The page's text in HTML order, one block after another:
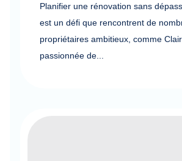
Planifier une rénovation sans
est un défi que rencontrent de
propriétaires ambitieux, comme
passionnée de...